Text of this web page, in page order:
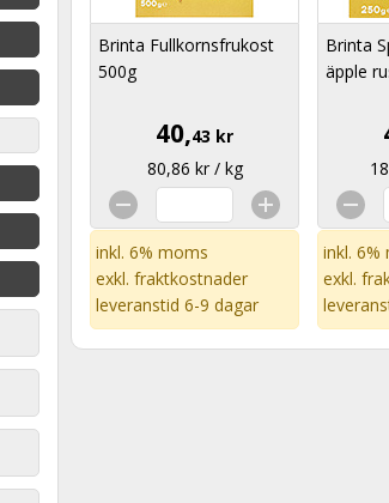
Brinta Fullkornsfrukost
500g
40,43 kr
80,86 kr / kg
inkl. 6% moms
exkl. fraktkostnader
leveranstid 6-9 dagar
Brinta
äpple
inkl. 6%
exkl.